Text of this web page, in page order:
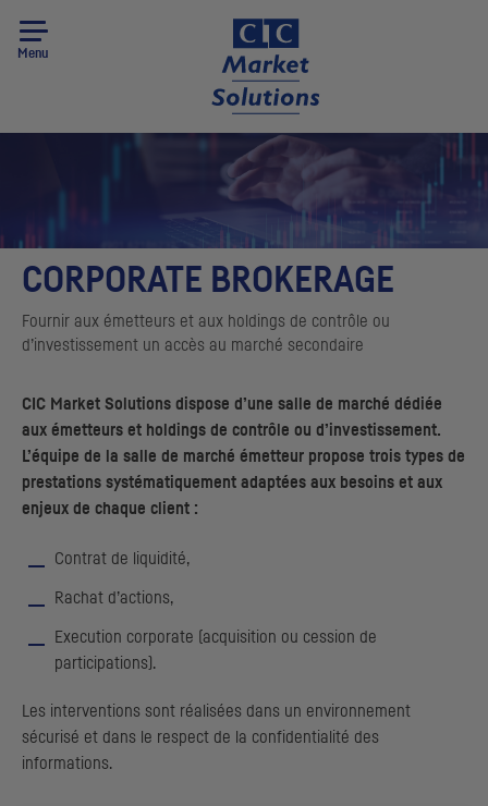
Menu
CORPORATE BROKERAGE
Fournir aux émetteurs et aux holdings de contrôle ou
d’investissement un accès au marché secondaire
CIC Market Solutions dispose d’une salle de marché dédiée
aux émetteurs et holdings de contrôle ou d’investissement.
L’équipe de la salle de marché émetteur propose trois types de
prestations systématiquement adaptées aux besoins et aux
enjeux de chaque client :
Contrat de liquidité,
Rachat d’actions,
Execution corporate (acquisition ou cession de
participations).
Les interventions sont réalisées dans un environnement
sécurisé et dans le respect de la confidentialité des
informations.